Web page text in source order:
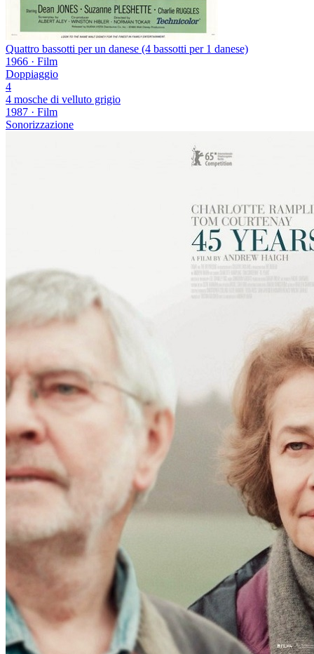
Quattro bassotti per un danese (4 bassotti per 1 danese)
1966 · Film
Doppiaggio
4
4 mosche di velluto grigio
1987 · Film
Sonorizzazione